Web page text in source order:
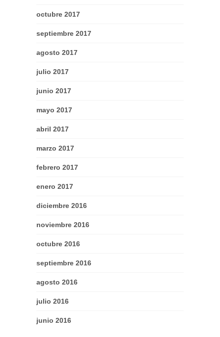
octubre 2017
septiembre 2017
agosto 2017
julio 2017
junio 2017
mayo 2017
abril 2017
marzo 2017
febrero 2017
enero 2017
diciembre 2016
noviembre 2016
octubre 2016
septiembre 2016
agosto 2016
julio 2016
junio 2016